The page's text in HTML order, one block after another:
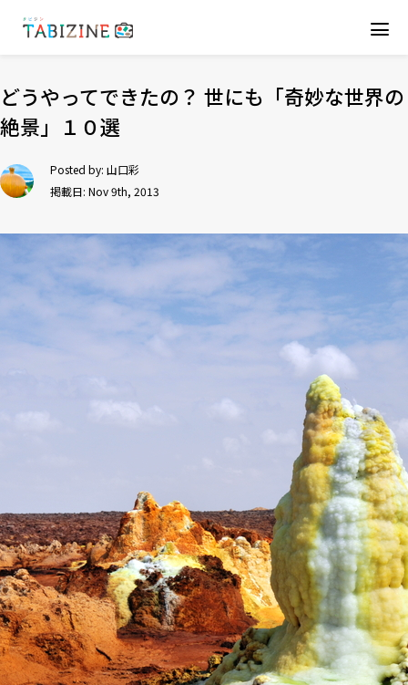
どうやってできたの？ 世にも「奇妙な世界の
絶景」１０選
Posted by: 山口彩
掲載日: Nov 9th, 2013